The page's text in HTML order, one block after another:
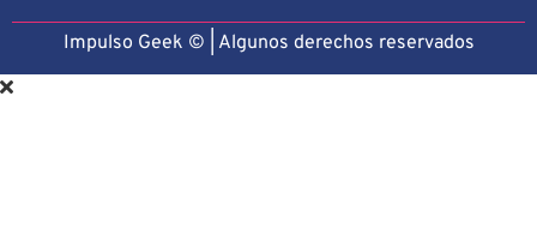
Impulso Geek © | Algunos derechos reservados